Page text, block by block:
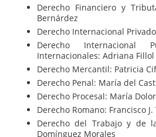
Derecho Financiero y
Bernárdez
Derecho Internacional
Derecho Internacional
Internacionales: Adriana Fillol
Derecho Mercantil: Patricia
Derecho Penal: María del
Derecho Procesal: María
Derecho Romano: Francisco
Derecho del Trabajo y de
Domínguez Morales